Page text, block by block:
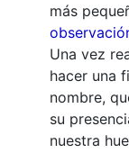
más
Una vez
hacer una
nombre,
su
nuestra